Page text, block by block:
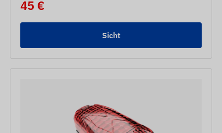
45 €
Sicht